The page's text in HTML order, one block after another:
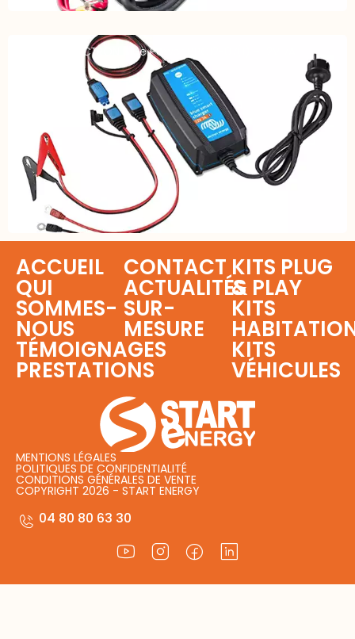
Chargeur VICTRON Blue Power BPC12-07(1) – 12V 7A
MENTIONS LÉGALES
POLITIQUES DE CONFIDENTIALITÉ
CONDITIONS GÉNÉRALES DE VENTE
COPYRIGHT 2026 - START ENERGY
ACCUEIL
QUI
SOMMES-
NOUS
TÉMOIGNAGES
PRESTATIONS
CONTACT
ACTUALITÉS
SUR-
MESURE
KITS PLUG
& PLAY
KITS
KITS
VÉHICULES
04 80 80 63 30